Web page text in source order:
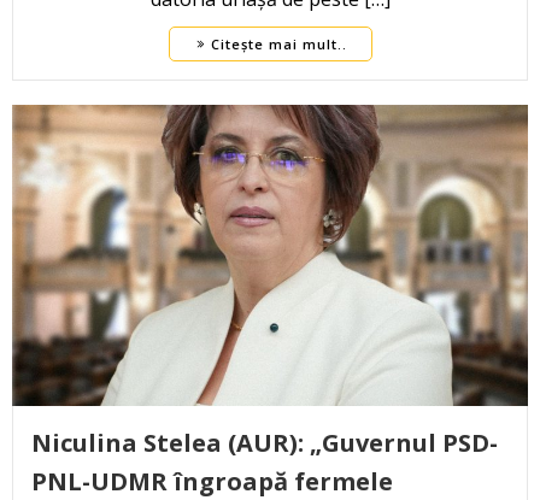
Citește mai mult..
Niculina Stelea (AUR): „Guvernul PSD-
PNL-UDMR îngroapă fermele